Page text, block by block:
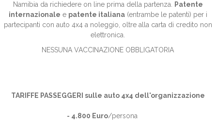
Namibia da richiedere on line prima della partenza. Patente
internazionale e patente italiana(entrambe le patenti) per i
partecipanti con auto 4x4 a noleggio, oltre alla carta di credito non
elettronica.
NESSUNA VACCINAZIONE OBBLIGATORIA
TARIFFE PASSEGGERI sulle auto 4x4 dell'organizzazione
- 4.800 Euro/persona